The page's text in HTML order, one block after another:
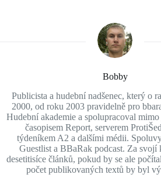
Bobby
Publicista a hudební nadšenec, který o
2000, od roku 2003 pravidelně pro
Hudební akademie a spolupracoval
časopisem Report, serverem
týdeníkem A2 a dalšími médii.
Guestlist a BBaRak podcast. Za svojí
desetitisíce článků, pokud by se ale
počet publikovaných textů by byl